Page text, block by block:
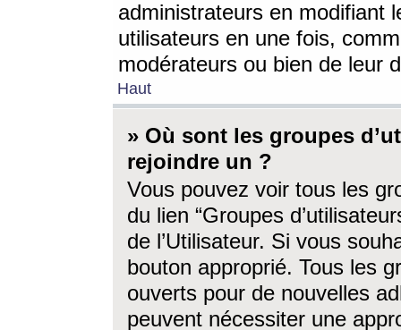
administrateurs en modifiant
utilisateurs en une fois,
modérateurs ou bien de leur
Haut
» Où sont les groupes
rejoindre un ?
Vous pouvez voir tous les
du lien “Groupes
de l’Utilisateur. Si vous
bouton approprié. Tous les
ouverts pour de nouvelles
peuvent nécessiter une